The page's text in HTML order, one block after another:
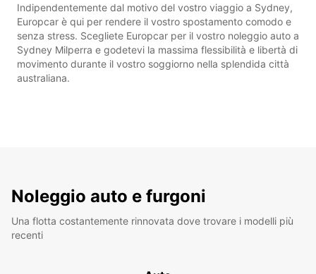
Indipendentemente dal motivo del vostro viaggio a Sydney,
Europcar è qui per rendere il vostro spostamento comodo e
senza stress. Scegliete Europcar per il vostro noleggio auto a
Sydney Milperra e godetevi la massima flessibilità e libertà di
movimento durante il vostro soggiorno nella splendida città
australiana.
Noleggio auto e furgoni
Una flotta costantemente rinnovata dove trovare i modelli più
recenti